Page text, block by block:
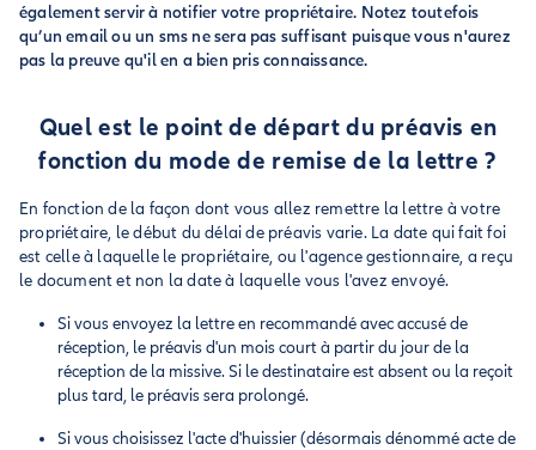
également servir à notifier votre propriétaire. Notez toutefois
qu’un email ou un sms ne sera pas suffisant puisque vous n'aurez
pas la preuve qu'il en a bien pris connaissance.
Quel est le point de départ du préavis en
fonction du mode de remise de la lettre ?
En fonction de la façon dont vous allez remettre la lettre à votre
propriétaire, le début du délai de préavis varie. La date qui fait foi
est celle à laquelle le propriétaire, ou l'agence gestionnaire, a reçu
le document et non la date à laquelle vous l'avez envoyé.
Si vous envoyez la lettre en recommandé avec accusé de
réception, le préavis d'un mois court à partir du jour de la
réception de la missive. Si le destinataire est absent ou la reçoit
plus tard, le préavis sera prolongé.
Si vous choisissez l'acte d'huissier (désormais dénommé acte de